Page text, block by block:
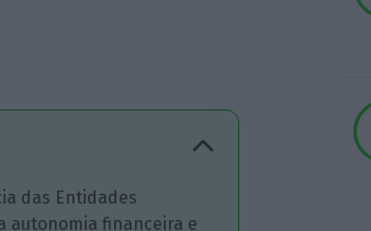
das Entidades
autonomia financeira e